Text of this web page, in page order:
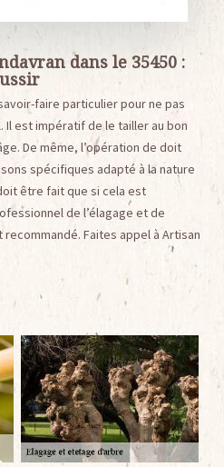
dans le 35450 :
faire particulier pour ne pas
est impératif de le tailler au bon
De même, l’opération de doit
spécifiques adapté à la nature
être fait que si cela est
de l’élagage et de
Faites appel à Artisan